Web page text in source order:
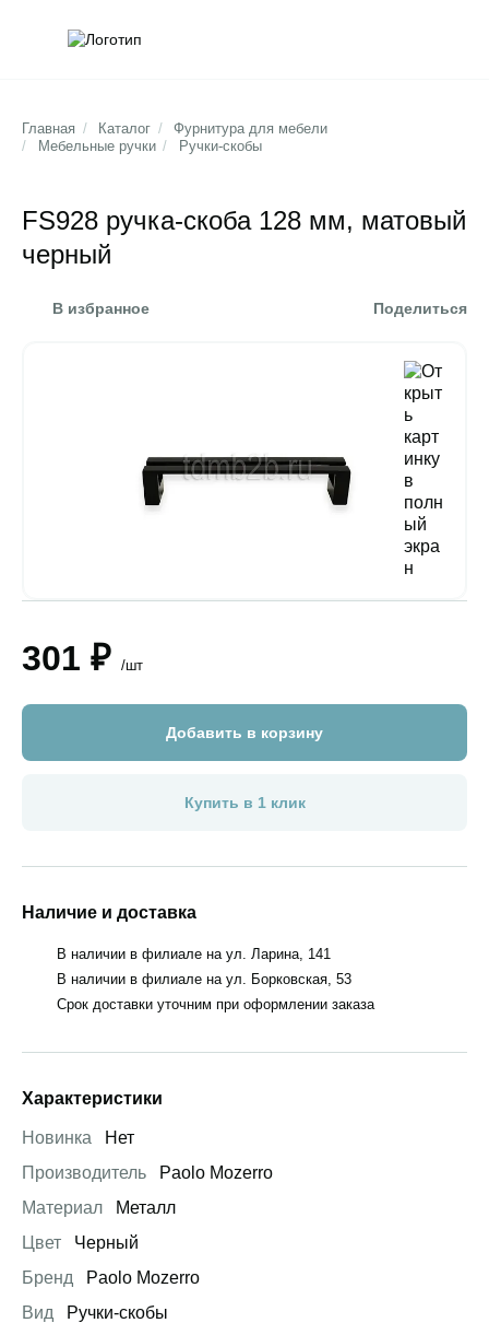
Главная / Каталог /
Фурнитура для мебели
/
Мебельные ручки / Ручки-скобы
FS928 ручка-скоба 128 мм, матовый
черный
В избранное Поделиться
301 ₽ /шт
Добавить в корзину
Купить в 1 клик
Наличие и доставка
В наличии в филиале на ул. Ларина, 141
В наличии в филиале на ул. Борковская, 53
Срок доставки уточним при оформлении заказа
Характеристики
Новинка
Нет
Производитель
Paolo Mozerro
Материал
Металл
Цвет
Черный
Бренд
Paolo Mozerro
Вид
Ручки-скобы